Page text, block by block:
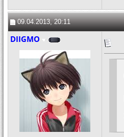
09.04.2013, 20:11
DIIGMO